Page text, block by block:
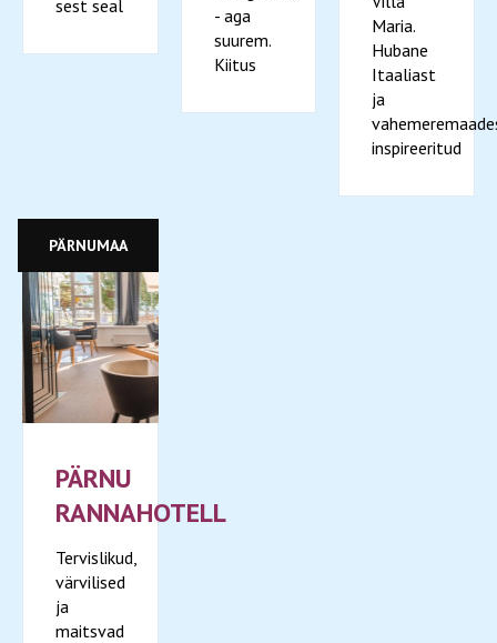
sest seal
- aga
suurem.
Kiitus
Maria.
Hubane
Itaaliast
ja
inspireeritud
PÄRNUMAA
PÄRNU
RANNAHOTELL
Tervislikud,
värvilised
ja
maitsvad